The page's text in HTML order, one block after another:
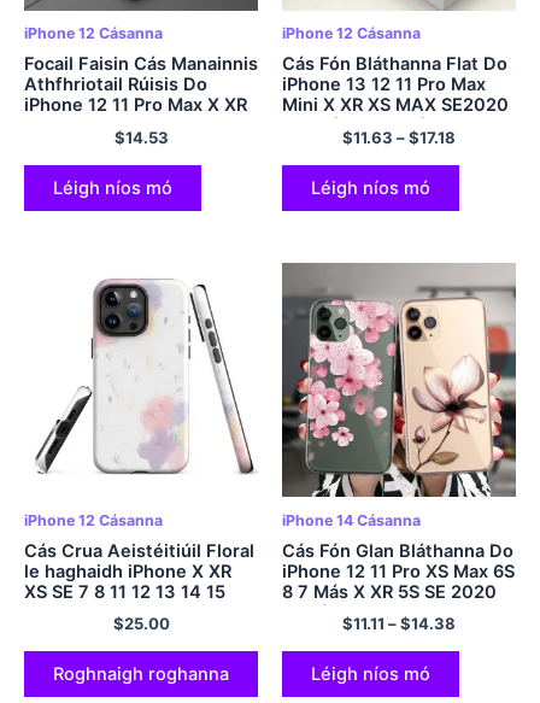
iPhone 12 Cásanna
Focail Faisin Cás Manainnis
Athfhriotail Rúisis Do
iPhone 12 11 Pro Max X XR
XS Max 7 8 Plus 6S Mini
Bumper Neamhlonrach
Clúdach Clúdach Cúil
$14.53
Léigh níos mó
iPhone 12 Cásanna
Cás Fón Bláthanna Flat Do
iPhone 13 12 11 Pro Max
Mini X XR XS MAX SE2020
8 7 Móide 6 6Clúdach S
$11.63 –$17.18
Léigh níos mó
iPhone 12 Cásanna
Cás Crua Aeistéitiúil Floral
le haghaidh iPhone X XR
XS SE 7 8 11 12 13 14 15
Pro Mini Plus Pro Max
$25.00
Roghnaigh roghanna
iPhone 14 Cásanna
Cás Fón Glan Bláthanna Do
iPhone 12 11 Pro XS Max 6S
8 7 Más X XR 5S SE 2020
12Bláthanna Mini Mandala
Clúdach Bog Silicone TPU
$11.11 –$14.38
Léigh níos mó